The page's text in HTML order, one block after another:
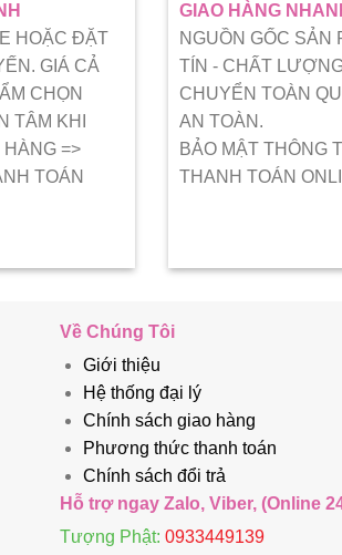
HOẶC ĐẶT
GIÁ CẢ
CHỌN
TÂM KHI
=>
TOÁN
GIAO HÀNG
NGUỒN GỐC SẢN
TÍN - CHẤT
CHUYỂN TOÀN
AN TOÀN.
BẢO MẬT THÔNG
THANH TOÁN
Về Chúng Tôi
Giới thiệu
Hệ thống đại lý
Chính sách giao hàng
Phương thức thanh toán
Chính sách đổi trả
Hỗ trợ ngay Zalo, Viber, (Online
Tượng Phật: 0933449139